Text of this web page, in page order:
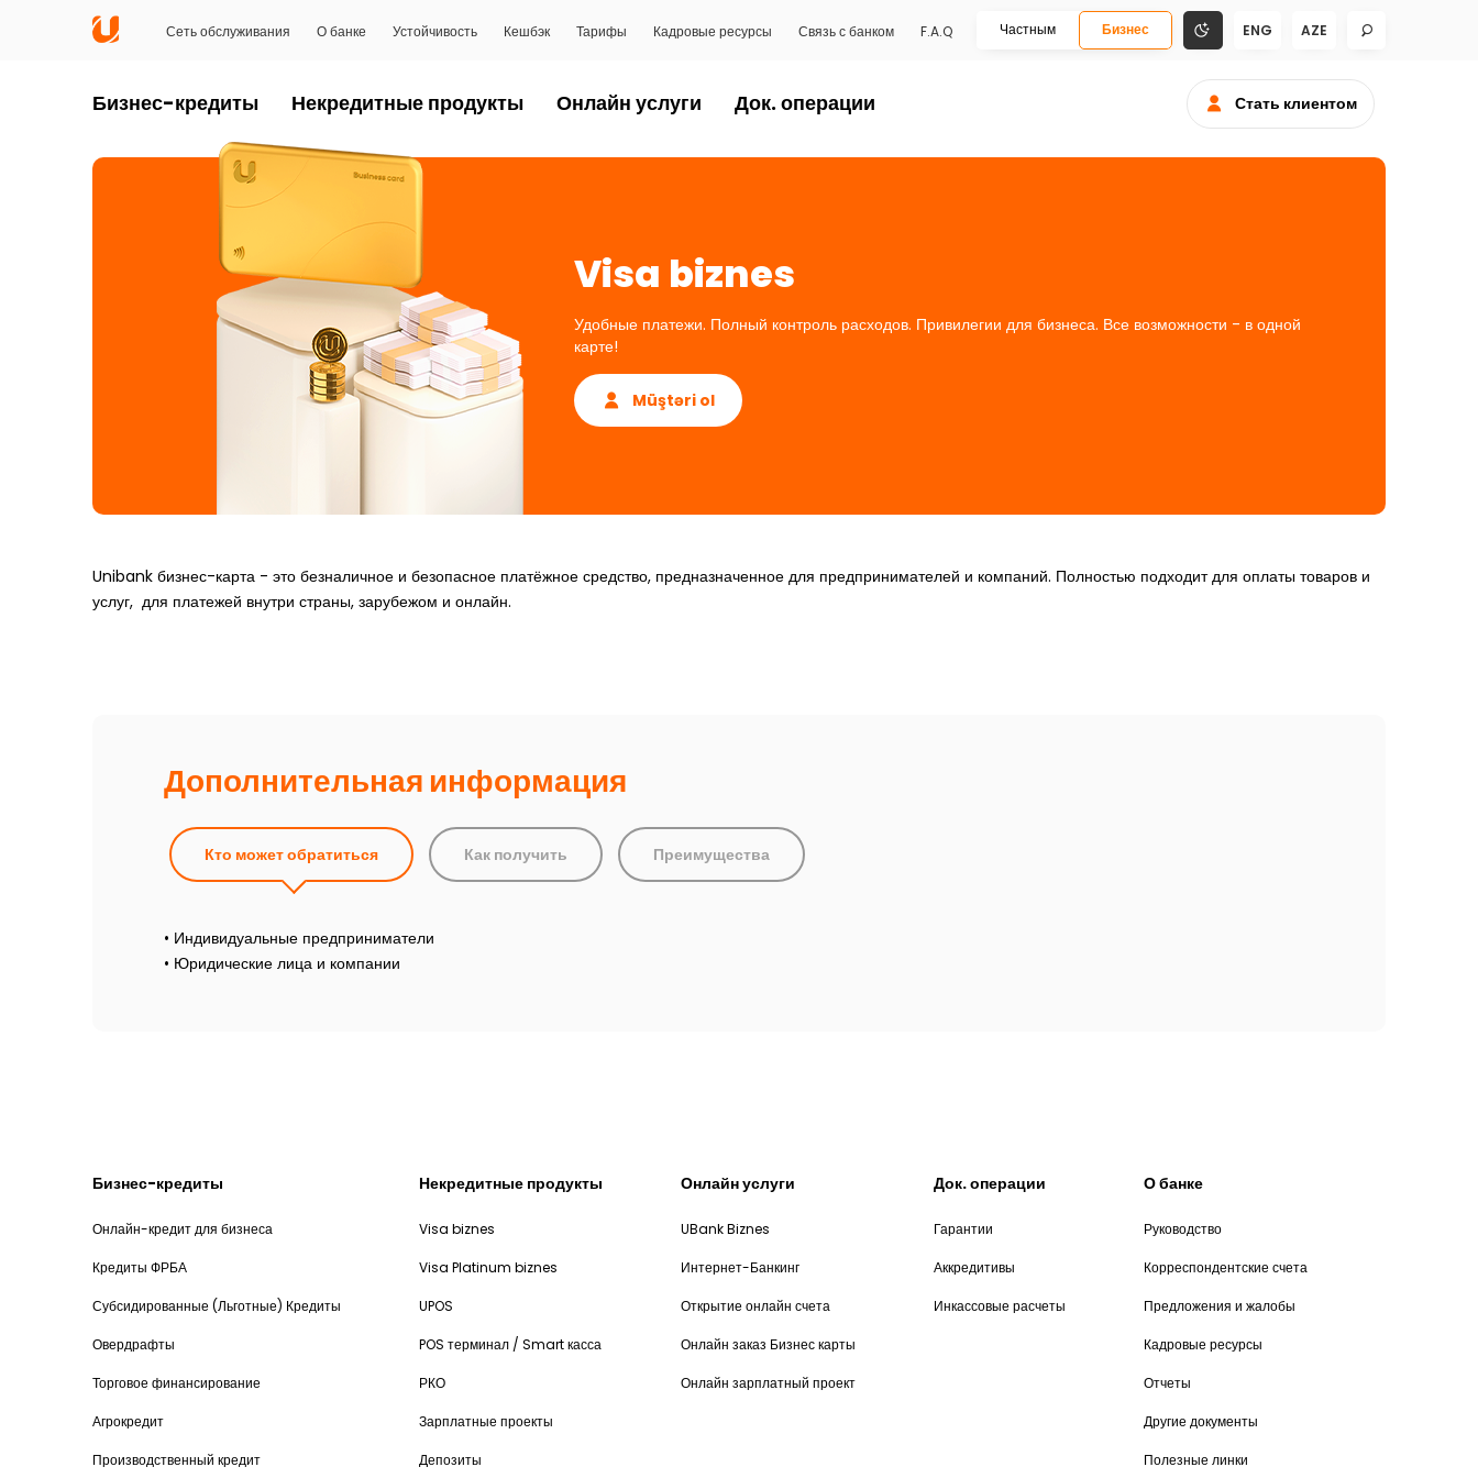
Сеть обслуживания О банке Устойчивость Кешбэк Тарифы Кадровые ресурсы Связь с банком F.A.Q Частным Бизнес ENG AZE
Бизнес-кредиты Некредитные продукты Онлайн услуги Док. операции Стать клиентом
Visa biznes
Удобные платежи. Полный контроль расходов. Привилегии для бизнеса. Все возможности - в одной
карте!
Müştəri ol
Unibank бизнес-карта - это безналичное и безопасное платёжное средство, предназначенное для предпринимателей и компаний. Полностью подходит для оплаты товаров и
услуг, для платежей внутри страны, зарубежом и онлайн.
Дополнительная информация
Кто может обратиться Как получить Преимущества
• Индивидуальные предприниматели
• Юридические лица и компании
Бизнес-кредиты
Онлайн-кредит для бизнеса
Кредиты ФРБА
Субсидированные (Льготные) Кредиты
Овердрафты
Торговое финансирование
Агрокредит
Производственный кредит
Некредитные продукты
Visa biznes
Visa Platinum biznes
UPOS
POS терминал / Smart касса
РКО
Зарплатные проекты
Депозиты
Онлайн услуги
UBank Biznes
Интернет-Банкинг
Открытие онлайн счета
Онлайн заказ Бизнес карты
Онлайн зарплатный проект
Док. операции
Гарантии
Аккредитивы
Инкассовые расчеты
О банке
Руководство
Корреспондентские счета
Предложения и жалобы
Кадровые ресурсы
Отчеты
Другие документы
Полезные линки